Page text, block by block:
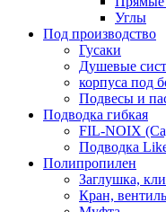
Углы
Под производство
Гусаки
Душевые
корпуса под
Подвесы и
Подводка гибкая
FIL-NOIX
Подводка
Полипропилен
Заглушка,
Кран,